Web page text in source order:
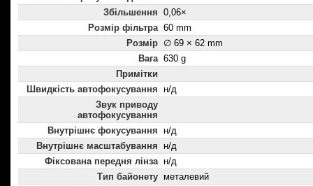
Збільшення 0,06×
Розмір фільтра 60 mm
Розмір ∅ 69 × 62 mm
Вага 630 g
Примітки
Швидкість автофокусування н/д
Звук приводу
автофокусування
Внутрішнє фокусування н/д
Внутрішнє масштабування
н/д
Фіксована передня лінза н/д
Тип байонету металевий